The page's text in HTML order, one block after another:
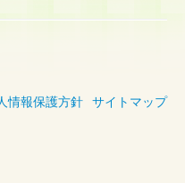
情報保護方針 サイトマップ